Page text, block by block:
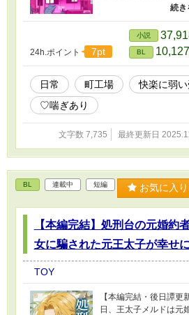
ては有望な働き手。
れるお話。
つもりで書いたもので
元引きこもりの快楽に
女）
24h.ポイント 7pt
小説
BL 10,127
日常 町工場 快楽に弱
♡喘ぎあり
文字数 7,735 最終更新日
BL 連載中 短編 お気に入
【本編完結】処刑台の元婚約
女に騙された元王太子が幸せ
TOY
【本編完結・後日譚
日、王太子メルドは元